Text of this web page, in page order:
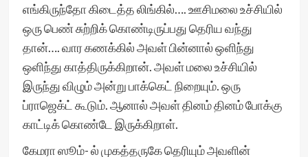
எங்கிருந்தோ கிடைத்த லிங்கில்…. ஊசிமலை உச்சியில்
ஒரு பெண் சுற்றிக் கொண்டிருப்பது தெரிய வந்து
தான்…. வார கணக்கில் அவள் பின்னால் ஒளிந்து
ஒளிந்து காத்திருக்கிறான். அவள் மலை உச்சியில்
இருந்து விழும் அன்று பாக்கெட் நிறையும். ஒரு
ப்ராஜெக்ட் கூடும். ஆனால் அவள் தினம் தினம் போக்கு
காட்டிக் கொண்டே இருக்கிறாள்.
கேமரா ஸூம்- ல் முகத்தருகே தெரியும் அவளின்